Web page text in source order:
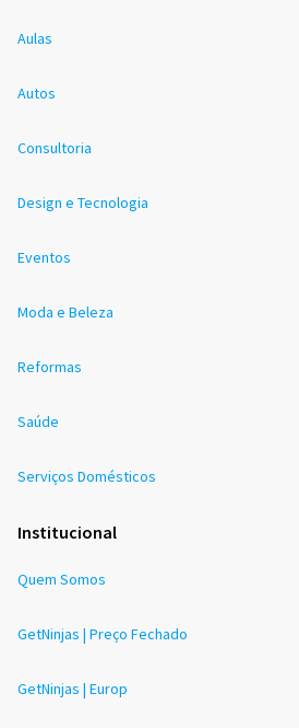
Aulas
Autos
Consultoria
Design e Tecnologia
Eventos
Moda e Beleza
Reformas
Saúde
Serviços Domésticos
Institucional
Quem Somos
GetNinjas | Preço Fechado
GetNinjas | Europ